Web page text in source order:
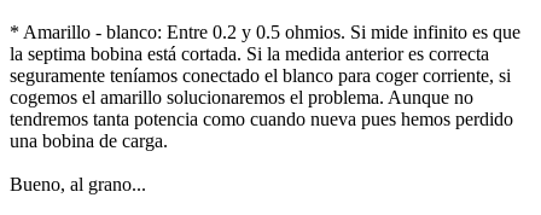
* Amarillo - blanco: Entre 0.2 y 0.5 ohmios. Si mide infinito es que
la septima bobina está cortada. Si la medida anterior es correcta
seguramente teníamos conectado el blanco para coger corriente, si
cogemos el amarillo solucionaremos el problema. Aunque no
tendremos tanta potencia como cuando nueva pues hemos perdido
una bobina de carga.
Bueno, al grano...